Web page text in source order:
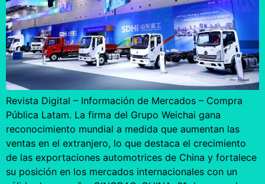
Revista Digital – Información de Mercados – Compra
Pública Latam. La firma del Grupo Weichai gana
reconocimiento mundial a medida que aumentan las
ventas en el extranjero, lo que destaca el crecimiento
de las exportaciones automotrices de China y fortalece
su posición en los mercados internacionales con un